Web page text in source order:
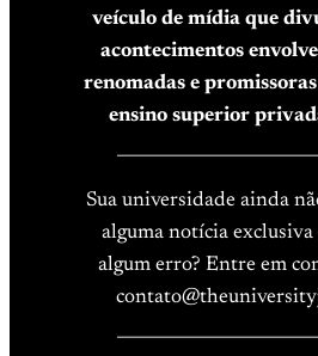
veículo de mídia que
acontecimentos
renomadas e
ensino superior
Sua universidade ainda
alguma notícia
algum erro? Entre em